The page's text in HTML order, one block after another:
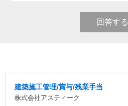
回答する
建築施工管理/賞与/残業手当
株式会社アスティーク